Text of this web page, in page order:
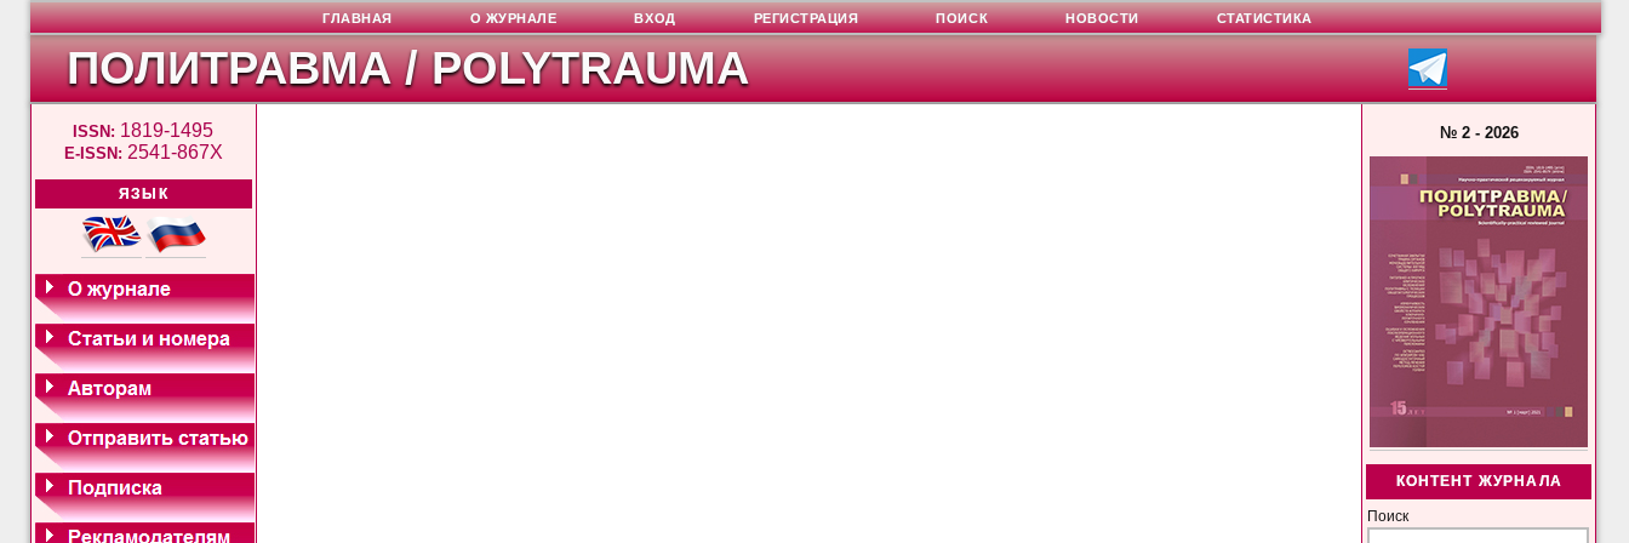
ПОЛИТРАВМА / POLYTRAUMA
ISSN: 1819-1495
E-ISSN: 2541-867X
ЯЗЫК
№ 2 - 2026
КОНТЕНТ ЖУРНАЛА
Поиск
ГЛАВНАЯ О ЖУРНАЛЕ ВХОД РЕГИСТРАЦИЯ ПОИСК НОВОСТИ СТАТИСТИКА